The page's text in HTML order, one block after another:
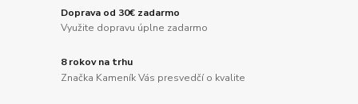
Doprava od 30€ zadarmo
Využite dopravu úplne zadarmo
8 rokov na trhu
Značka Kameník Vás presvedčí o kvalite